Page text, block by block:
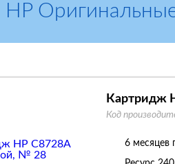
HP
Картридж
Код
6 месяцев